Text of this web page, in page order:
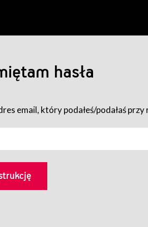
hasła
email, który podałeś/podałaś